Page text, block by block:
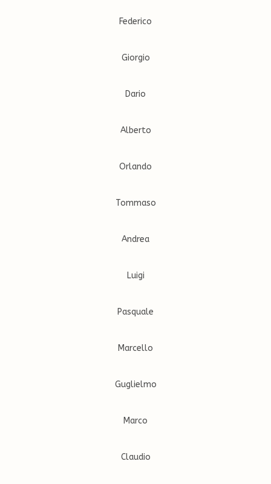
Federico
Giorgio
Dario
Alberto
Orlando
Tommaso
Andrea
Luigi
Pasquale
Marcello
Guglielmo
Marco
Claudio